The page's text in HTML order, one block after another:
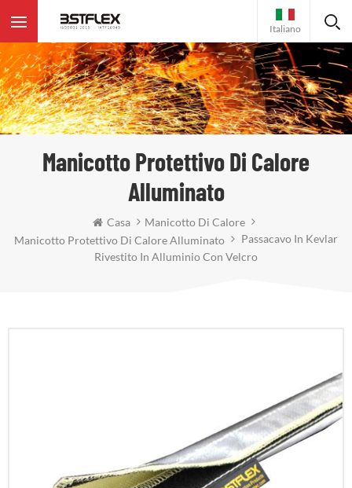
Italiano
Manicotto Protettivo Di Calore
Alluminato
Casa
Manicotto Di Calore
Manicotto Protettivo Di Calore Alluminato
Passacavo In Kevlar
Rivestito In Alluminio Con Velcro